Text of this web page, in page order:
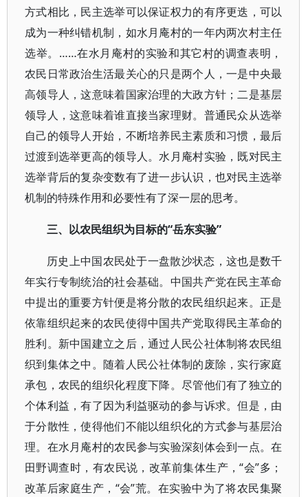
方式相比，民主选举可以保证权力的有序更迭，可以
成为一种纠错机制，如水月庵村的一年内两次村主任
选举。……在水月庵村的实验和其它村的调查表明，
农民日常政治生活最关心的只是两个人，一是中央最
高领导人，这意味着国家治理的大政方针；二是基层
领导人，这意味着谁直接当家理财。普通民众从选举
自己的领导人开始，不断培养民主素质和习惯，最后
过渡到选举更高的领导人。水月庵村实验，既对民主
选举背后的复杂变数有了进一步认识，也对民主选举
机制的特殊作用和必要性有了深一层的思考。
三、以农民组织为目标的“岳东实验”
历史上中国农民处于一盘散沙状态，这也是数千
年实行专制统治的社会基础。中国共产党在民主革命
中提出的重要方针便是将分散的农民组织起来。正是
依靠组织起来的农民使得中国共产党取得民主革命的
胜利。新中国建立之后，通过人民公社体制将农民组
织到集体之中。随着人民公社体制的废除，实行家庭
承包，农民的组织化程度下降。尽管他们有了独立的
个体利益，有了因为利益驱动的参与诉求。但是，由
于分散性，使得他们不能以组织化的方式参与基层治
理。在水月庵村的农民参与实验深刻体会到一点。在
田野调查时，有农民说，改革前集体生产，“会”多；
改革后家庭生产，“会”荒。在实验中为了将农民集聚